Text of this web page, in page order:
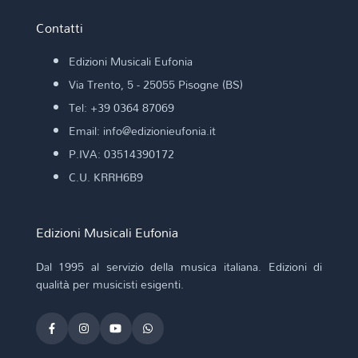
DONIZETTI G. (rev. A. Amore)
DONIZETTI G. (trascr. M. Scappini)
DONIZETTI GIUSEPPE
DONJON J. (by M. Scappini)
DOPPLER A. F. (arr. M. Scappini)
DORIGATO C.
DUSSEK F. X. (trascr. F. Iaccarino)
DVORAK A. (trascr. S. Conzatti)
E. Granados y Campiña (trascr. C. Dello Iacono)
ELGAR E. (arr. E. Silvano)
ERIANI P.
FABBRI M.
FAIRCHILD B.
FALLONI M.
Contatti
Edizioni Musicali Eufonia
Via Trento, 5 - 25055 Pisogne (BS)
Tel: +39 0364 87069
Email: info@edizionieufonia.it
P.IVA: 03514390172
C.U. KRRH6B9
Edizioni Musicali Eufonia
Dal 1995 al servizio della musica italiana. Edizioni di
qualità per musicisti esigenti.